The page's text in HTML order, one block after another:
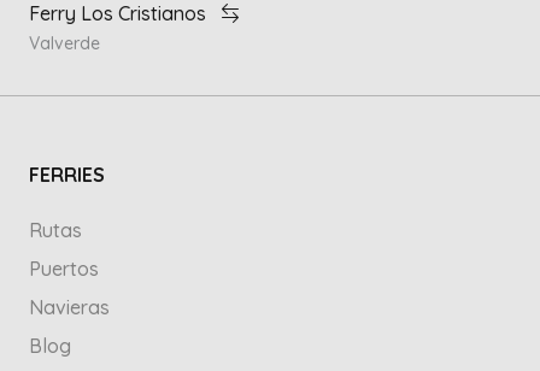
Ferry Los Cristianos
Valverde
FERRIES
Rutas
Puertos
Navieras
Blog